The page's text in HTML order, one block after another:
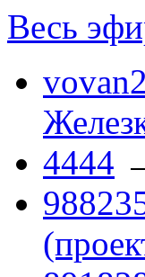
Весь
4444